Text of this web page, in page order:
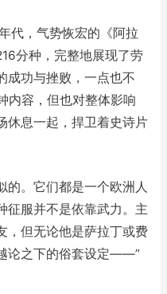
代，气势恢宏的《阿拉
分种，完整地展现了劳
成功与挫败，一点也不
内容，但也对整体影响
休息一起，捍卫着史诗片
的。它们都是一个欧洲人
征服并不是依靠武力。主
，但无论他是萨拉丁或费
论之下的俗套设定——”